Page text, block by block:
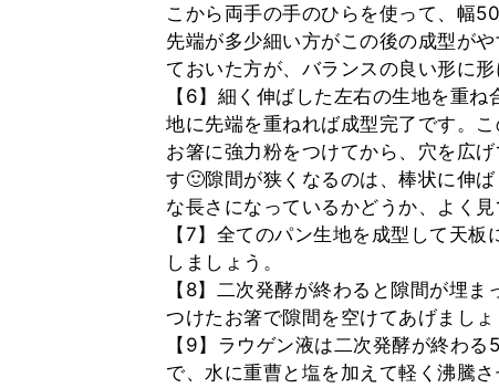
こから両手の手のひらを使って、幅
先端が多少細い方がこの後の成型が
ておいた方が、バランスの良い形に形
【6】細く伸ばした左右の生地を重
地に先端を重ねれば成型完了です。
お箸に強力粉をつけてから、穴を広
す🙂隙間が狭くなるのは、棒状に伸
な長さになっているかどうか、よく
【7】全てのパン生地を成型して天
しましょう。
【8】二次発酵が終わると隙間が埋
つけたお箸で隙間を空けてあげましょ
【9】ラウゲン液は二次発酵が終わ
で、水に重曹と塩を加えて軽く沸騰